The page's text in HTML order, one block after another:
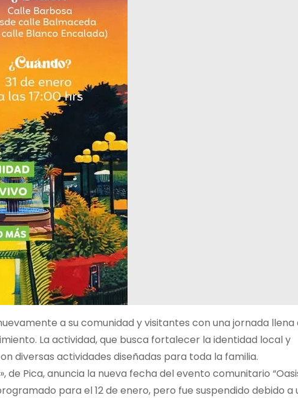
a su comunidad y visitantes con una jornada llena
La actividad, que busca fortalecer la identidad local y
diversas actividades diseñadas para toda la familia.
de Pica, anuncia la nueva fecha del evento comunitario
para el 12 de enero, pero fue suspendido debido a